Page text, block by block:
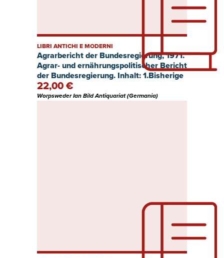
Agrarbericht der Bundesregierung, 1971.
Agrar- und ernährungspolitischer Bericht
der Bundesregierung. Inhalt: 1.Bisherige
Entwicklung der Agrarwirtschaft.
2.Voraussichtliche Entwicklung. 3. Ziele
LIBRI ANTICHI E MODERNI
22,00 €
Worpsweder Ian Bild Antiquariat (Germania)